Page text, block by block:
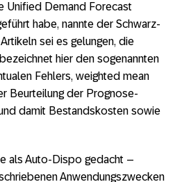
Unified Demand Forecast
habe, nannte der Schwarz-
sei es gelungen, die
hier den sogenannten
Fehlers, weighted mean
Beurteilung der Prognose-
damit Bestandskosten sowie
als Auto-Dispo gedacht –
Anwendungszwecken